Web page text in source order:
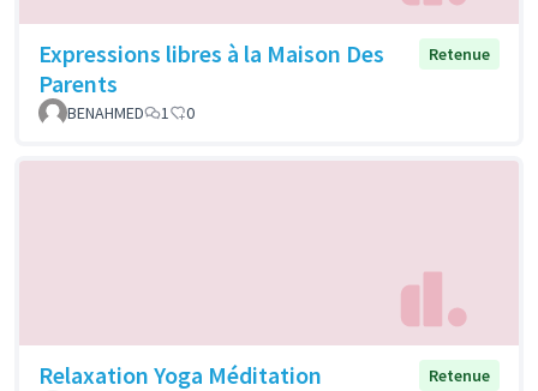
Expressions libres à la Maison Des
Parents
Retenue
BENAHMED 1 0
Relaxation Yoga Méditation
Retenue